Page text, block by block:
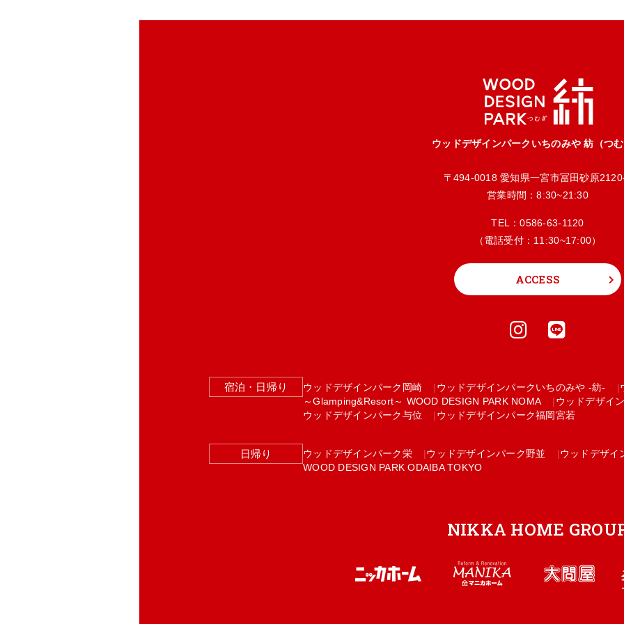
ウッドデザインパークいちのみや 紡（つむ
〒494-0018 愛知県一宮市冨田砂原
営業時間：8:30~21:30
TEL：0586-63-1120
（電話受付：11:30~17:00）
ACCESS
宿泊・日帰り ウッドデザインパーク岡崎 ウッドデザインパークいちのみや -紡-
～Glamping&Resort～ WOOD DESIGN PARK NOMA
ウッドデザイ
ウッドデザインパーク与位
ウッドデザインパーク福岡宮若
日帰り ウッドデザインパーク栄 ウッドデザインパーク野並 ウッドデザイ
WOOD DESIGN PARK ODAIBA TOKYO
NIKKA HOME